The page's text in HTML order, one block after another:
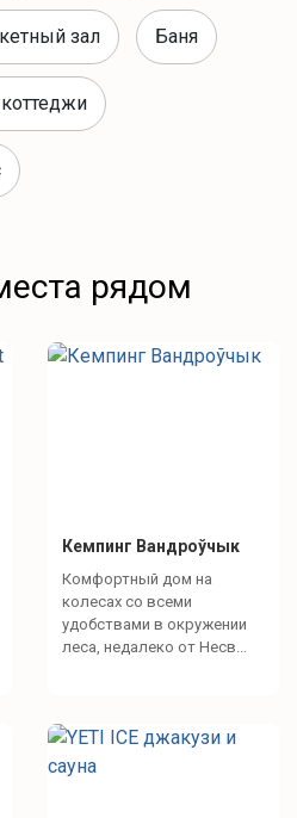
Хе»
зал Баня
рядом
Кемпинг Вандроўчык
Комфортный дом на
колесах со всеми
удобствами в окружении
леса, недалеко от Несв...